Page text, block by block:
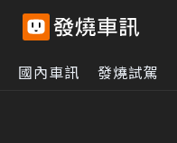
國內車訊 發燒試駕